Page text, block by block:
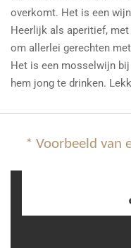
overkomt. Het is een
Heerlijk als aperitief,
om allerlei gerechten
Het is een mosselwijn
hem jong te drinken.
* Voorbeeld van